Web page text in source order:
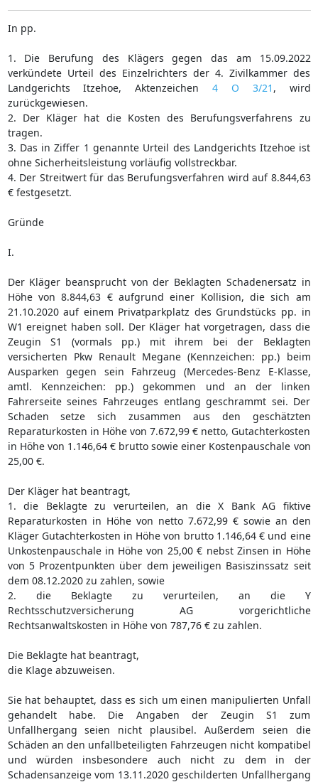
In pp.
1. Die Berufung des Klägers gegen das am 15.09.2022
verkündete Urteil des Einzelrichters der 4. Zivilkammer des
Landgerichts Itzehoe, Aktenzeichen 4 O 3/21 , wird
zurückgewiesen.
2. Der Kläger hat die Kosten des Berufungsverfahrens zu
tragen.
3. Das in Ziffer 1 genannte Urteil des Landgerichts Itzehoe ist
ohne Sicherheitsleistung vorläufig vollstreckbar.
4. Der Streitwert für das Berufungsverfahren wird auf 8.844,63
€ festgesetzt.
Gründe
I.
Der Kläger beansprucht von der Beklagten Schadenersatz in
Höhe von 8.844,63 € aufgrund einer Kollision, die sich am
21.10.2020 auf einem Privatparkplatz des Grundstücks pp. in
W1 ereignet haben soll. Der Kläger hat vorgetragen, dass die
Zeugin S1 (vormals pp.) mit ihrem bei der Beklagten
versicherten Pkw Renault Megane (Kennzeichen: pp.) beim
Ausparken gegen sein Fahrzeug (Mercedes-Benz E-Klasse,
amtl. Kennzeichen: pp.) gekommen und an der linken
Fahrerseite seines Fahrzeuges entlang geschrammt sei. Der
Schaden setze sich zusammen aus den geschätzten
Reparaturkosten in Höhe von 7.672,99 € netto, Gutachterkosten
in Höhe von 1.146,64 € brutto sowie einer Kostenpauschale von
25,00 €.
Der Kläger hat beantragt,
1. die Beklagte zu verurteilen, an die X Bank AG fiktive
Reparaturkosten in Höhe von netto 7.672,99 € sowie an den
Kläger Gutachterkosten in Höhe von brutto 1.146,64 € und eine
Unkostenpauschale in Höhe von 25,00 € nebst Zinsen in Höhe
von 5 Prozentpunkten über dem jeweiligen Basiszinssatz seit
dem 08.12.2020 zu zahlen, sowie
2. die Beklagte zu verurteilen, an die Y
Rechtsschutzversicherung AG vorgerichtliche
Rechtsanwaltskosten in Höhe von 787,76 € zu zahlen.
Die Beklagte hat beantragt,
die Klage abzuweisen.
Sie hat behauptet, dass es sich um einen manipulierten Unfall
gehandelt habe. Die Angaben der Zeugin S1 zum
Unfallhergang seien nicht plausibel. Außerdem seien die
Schäden an den unfallbeteiligten Fahrzeugen nicht kompatibel
und würden insbesondere auch nicht zu dem in der
Schadensanzeige vom 13.11.2020 geschilderten Unfallhergang